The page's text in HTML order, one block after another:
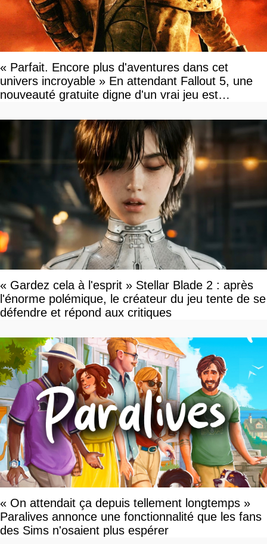
« Parfait. Encore plus d'aventures dans cet
univers incroyable » En attendant Fallout 5, une
nouveauté gratuite digne d'un vrai jeu est
« Gardez cela à l'esprit » Stellar Blade 2 : après
l'énorme polémique, le créateur du jeu tente de se
défendre et répond aux critiques
« On attendait ça depuis tellement longtemps »
Paralives annonce une fonctionnalité que les fans
des Sims n'osaient plus espérer